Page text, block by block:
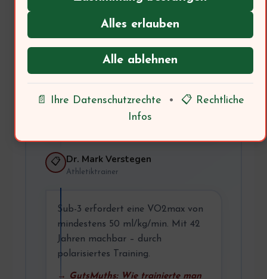
Thomas, 42
Hobbyläufer
Ich möchte meinen ersten
Ist das mit 42 Jahren realistisch?
Trainingswissenschaft?
📋 Dr. Mark Verstegen
Athletiktrainer
Sub-3 erfordert eine VO2max von
mindestens 50 ml/kg/min. Mit 42
Jahren machbar – durch
polarisiertes Training.
→ GutsMuths: Wie trainierte man
Alles erlauben
Alle ablehnen
📄 Ihre Datenschutzrechte • 📋 Rechtliche
Infos